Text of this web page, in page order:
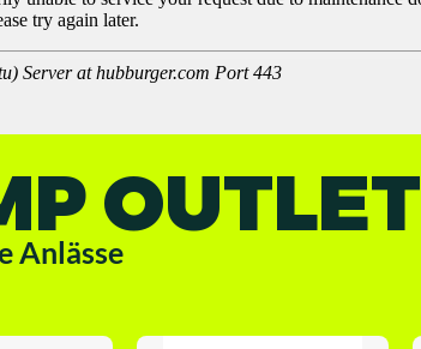
OUTLET
Anlässe